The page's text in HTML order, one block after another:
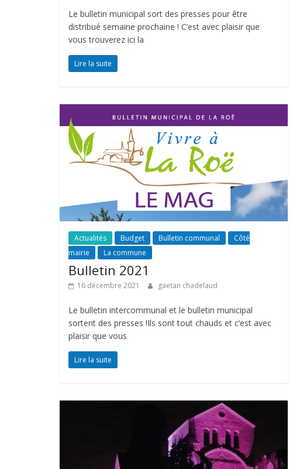
Le bulletin municipal sort des presses pour être
distribué semaine prochaine ! C’est avec plaisir que
vous trouverez ici la
Lire la suite
Actualités Budget Bulletin communal
Côté
mairie
La commune
Bulletin 2021
16 décembre 2021 gaetan chadelaud
Le bulletin intercommunal et le bulletin municipal
sortent des presses !Ils sont tout chauds et c’est avec
plaisir que vous
Lire la suite